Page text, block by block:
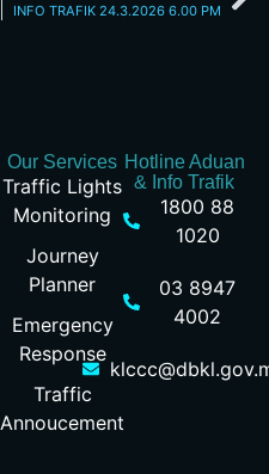
INFO TRAFIK 24.3.2026 6.00 PM
Our Services
Traffic Lights
Monitoring
Journey
Planner
Emergency
Response
Traffic
Annoucement
Hotline Aduan
& Info Trafik
1800 88
1020
03 8947
4002